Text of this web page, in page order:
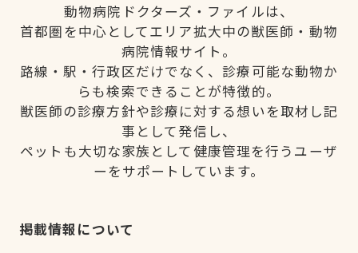
動物病院ドクターズ・ファイルは、
首都圏を中心としてエリア拡大中の獣医師・動物
病院情報サイト。
路線・駅・行政区だけでなく、診療可能な動物か
らも検索できることが特徴的。
獣医師の診療方針や診療に対する想いを取材し記
事として発信し、
ペットも大切な家族として健康管理を行うユーザ
ーをサポートしています。
掲載情報について